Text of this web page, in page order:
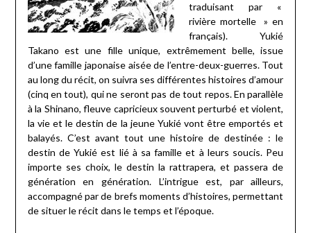
traduisant par «
rivière mortelle » en
français). Yukié
Takano est une fille unique, extrêmement belle, issue
d’une famille japonaise aisée de l’entre-deux-guerres. Tout
au long du récit, on suivra ses différentes histoires d’amour
(cinq en tout), qui ne seront pas de tout repos. En parallèle
à la Shinano, fleuve capricieux souvent perturbé et violent,
la vie et le destin de la jeune Yukié vont être emportés et
balayés. C’est avant tout une histoire de destinée : le
destin de Yukié est lié à sa famille et à leurs soucis. Peu
importe ses choix, le destin la rattrapera, et passera de
génération en génération. L’intrigue est, par ailleurs,
accompagné par de brefs moments d’histoires, permettant
de situer le récit dans le temps et l’époque.